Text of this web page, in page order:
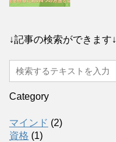
↓記事の検索ができます↓
Category
マインド (2)
資格 (1)